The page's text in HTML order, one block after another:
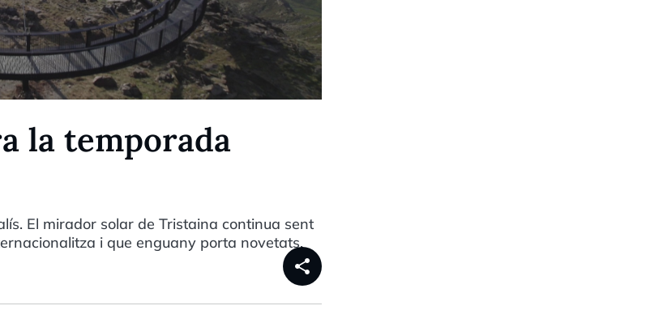
la temporada
El mirador solar de Tristaina continua sent
i que enguany porta novetats.
share